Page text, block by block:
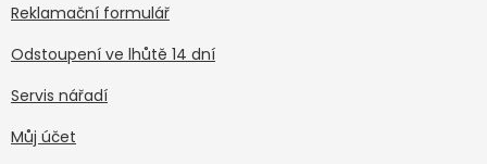
Reklamační formulář
Odstoupení ve lhůtě 14 dní
Servis nářadí
Můj účet